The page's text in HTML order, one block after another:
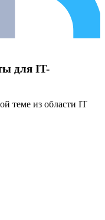
для IT-
теме из области IT